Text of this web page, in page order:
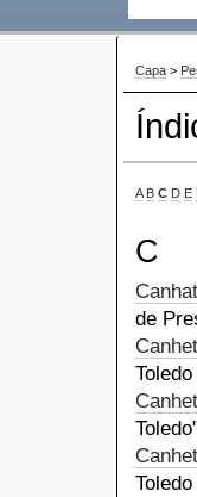
Capa >
A B C D E
C
de